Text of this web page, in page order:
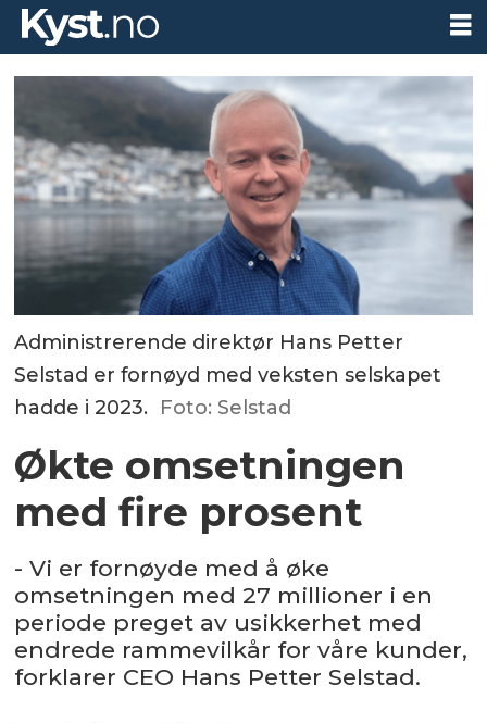
Administrerende direktør Hans Petter
Selstad er fornøyd med veksten selskapet
hadde i 2023. Foto: Selstad
Økte omsetningen
med fire prosent
- Vi er fornøyde med å øke
omsetningen med 27 millioner i en
periode preget av usikkerhet med
endrede rammevilkår for våre kunder,
forklarer CEO Hans Petter Selstad.